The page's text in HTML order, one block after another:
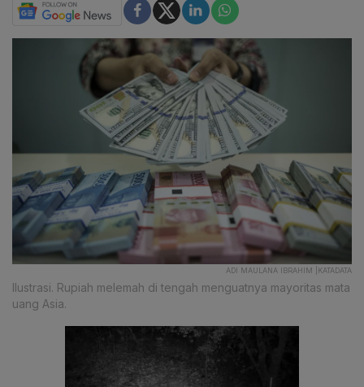
ADI MAULANA IBRAHIM |KATADATA
Ilustrasi. Rupiah melemah di tengah menguatnya mayoritas mata
uang Asia.